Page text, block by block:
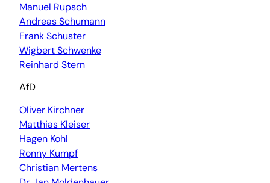
Manuel Rupsch
Andreas Schumann
Frank Schuster
Wigbert Schwenke
Reinhard Stern
AfD
Oliver Kirchner
Matthias Kleiser
Hagen Kohl
Ronny Kumpf
Christian Mertens